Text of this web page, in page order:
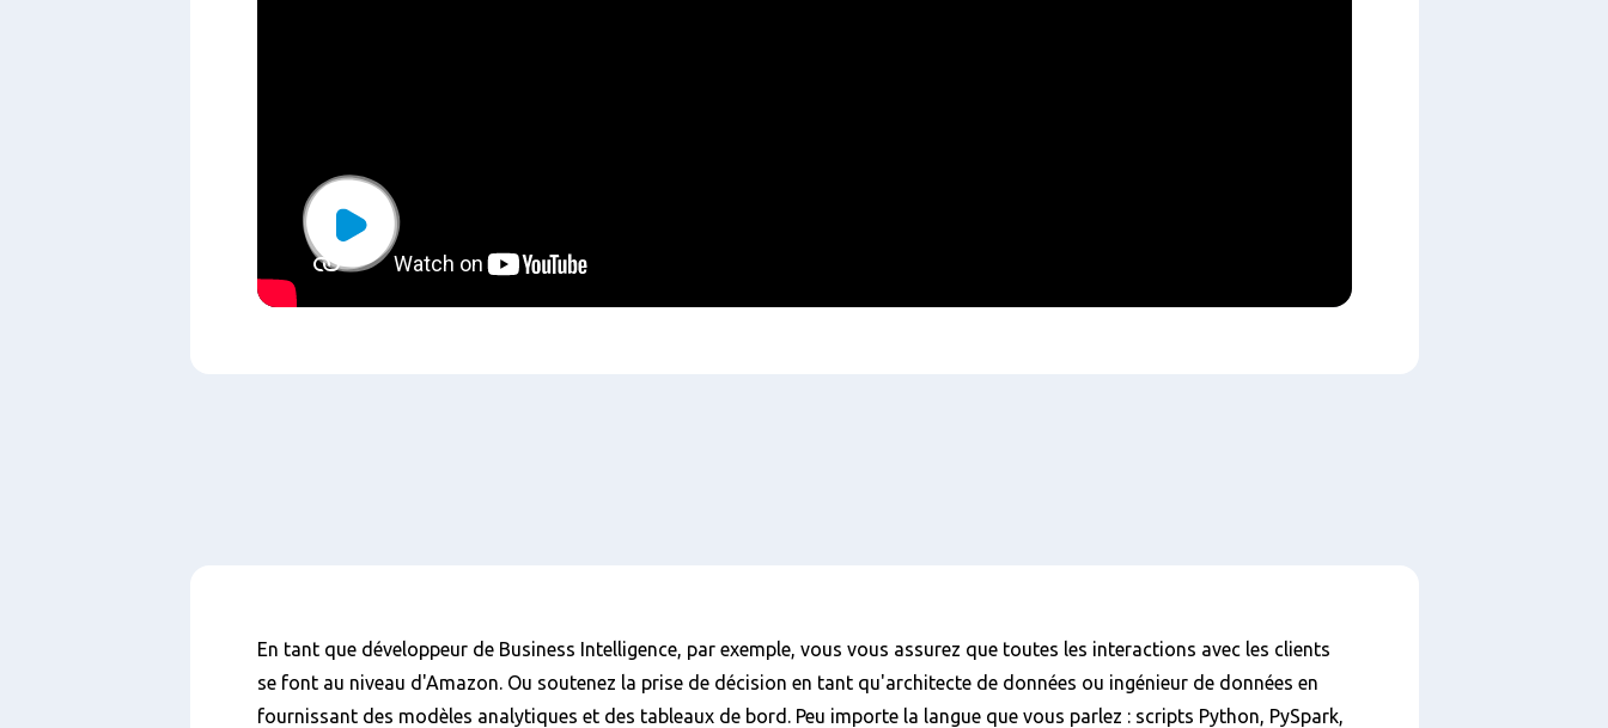
Play
Contenu
En tant que développeur de Business Intelligence, par exemple, vous vous assurez que toutes les interactions avec les clients
se font au niveau d'Amazon. Ou soutenez la prise de décision en tant qu'architecte de données ou ingénieur de données en
fournissant des modèles analytiques et des tableaux de bord. Peu importe la langue que vous parlez : scripts Python, PySpark,